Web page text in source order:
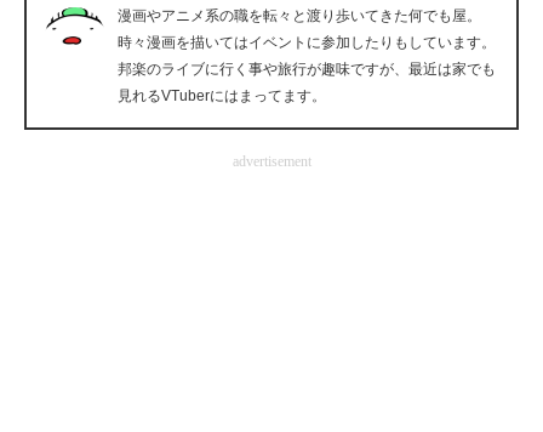
ITエンジニア向け専門サイト
企業向けIT製品の総合サイト
IT製品の技術・比較・事例
漫画やアニメ系の職を転々と渡り歩いてきた何でも屋。
時々漫画を描いてはイベントに参加したりもしています。
邦楽のライブに行く事や旅行が趣味ですが、最近は家でも
見れるVTuberにはまってます。
advertisement